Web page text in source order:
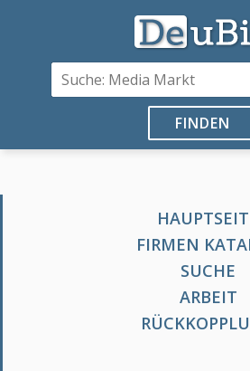
FINDEN
FIRMEN
SUCHE
ARBEIT